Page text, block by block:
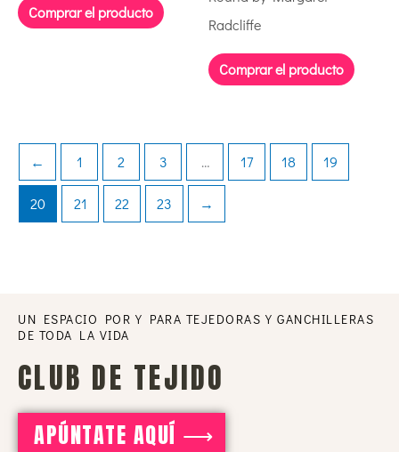
Comprar el producto
Radcliffe
Comprar el producto
← 1 2 3 … 17 18 19
20 21 22 23 →
UN ESPACIO POR Y PARA TEJEDORAS Y GANCHILLERAS
DE TODA LA VIDA
CLUB DE TEJIDO
APÚNTATE AQUÍ ⟶